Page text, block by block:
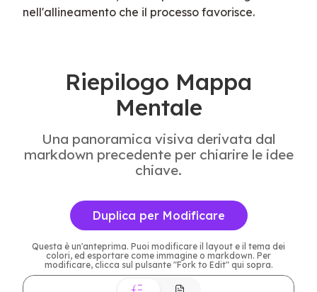
nell'allineamento che il processo favorisce.
Riepilogo Mappa
Mentale
Una panoramica visiva derivata dal
markdown precedente per chiarire le idee
chiave.
Duplica per Modificare
Questa è un'anteprima. Puoi modificare il layout e il tema dei
colori, ed esportare come immagine o markdown. Per
modificare, clicca sul pulsante "Fork to Edit" qui sopra.